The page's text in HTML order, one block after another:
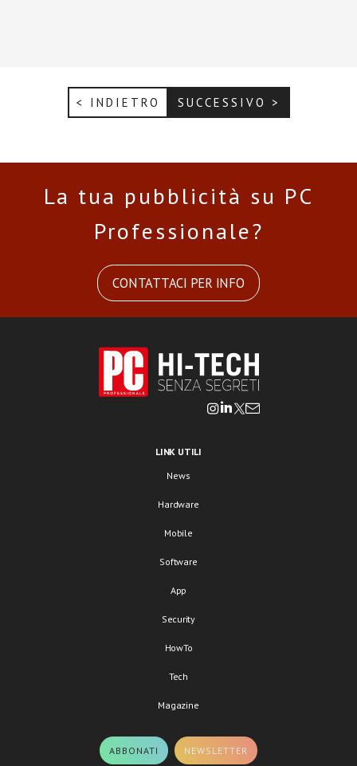
< INDIETRO SUCCESSIVO >
La tua pubblicità su PC
Professionale?
CONTATTACI PER INFO
LINK UTILI
News
Hardware
Mobile
Software
App
Security
HowTo
Tech
Magazine
ABBONATI NEWSLETTER